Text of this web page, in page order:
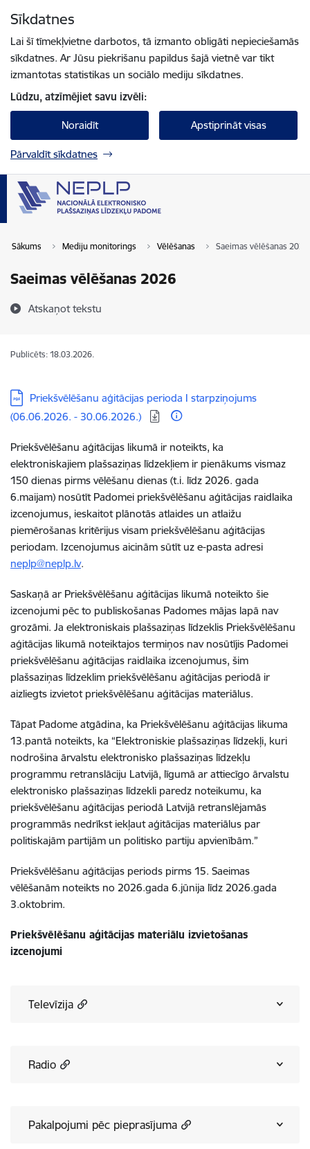
Sīkdatnes
Lai šī tīmekļvietne darbotos, tā izmanto obligāti nepieciešamās
sīkdatnes. Ar Jūsu piekrišanu papildus šajā vietnē var tikt
izmantotas statistikas un sociālo mediju sīkdatnes.
Lūdzu, atzīmējiet savu izvēli:
Noraidīt Apstiprināt visas
Pārvaldīt sīkdatnes
Sākums Mediju monitorings Vēlēšanas Saeimas vēlēšanas 2026
Saeimas vēlēšanas 2026
Atskaņot tekstu
Publicēts: 18.03.2026.
Lejupielādēt:
Priekšvēlēšanu aģitācijas perioda I starpziņojums
(06.06.2026. - 30.06.2026.)
Priekšvēlēšanu aģitācijas likumā ir noteikts, ka
elektroniskajiem plašsaziņas līdzekļiem ir pienākums vismaz
150 dienas pirms vēlēšanu dienas (t.i. līdz 2026. gada
6.maijam) nosūtīt Padomei priekšvēlēšanu aģitācijas raidlaika
izcenojumus, ieskaitot plānotās atlaides un atlaižu
piemērošanas kritērijus visam priekšvēlēšanu aģitācijas
periodam. Izcenojumus aicinām sūtīt uz e-pasta adresi
neplp@neplp.lv.
Saskaņā ar Priekšvēlēšanu aģitācijas likumā noteikto šie
izcenojumi pēc to publiskošanas Padomes mājas lapā nav
grozāmi. Ja elektroniskais plašsaziņas līdzeklis Priekšvēlēšanu
aģitācijas likumā noteiktajos termiņos nav nosūtījis Padomei
priekšvēlēšanu aģitācijas raidlaika izcenojumus, šim
plašsaziņas līdzeklim priekšvēlēšanu aģitācijas periodā ir
aizliegts izvietot priekšvēlēšanu aģitācijas materiālus.
Tāpat Padome atgādina, ka Priekšvēlēšanu aģitācijas likuma
13.pantā noteikts, ka “Elektroniskie plašsaziņas līdzekļi, kuri
nodrošina ārvalstu elektronisko plašsaziņas līdzekļu
programmu retranslāciju Latvijā, līgumā ar attiecīgo ārvalstu
elektronisko plašsaziņas līdzekli paredz noteikumu, ka
priekšvēlēšanu aģitācijas periodā Latvijā retranslējamās
programmās nedrīkst iekļaut aģitācijas materiālus par
politiskajām partijām un politisko partiju apvienībām.”
Priekšvēlēšanu aģitācijas periods pirms 15. Saeimas
vēlēšanām noteikts no 2026.gada 6.jūnija līdz 2026.gada
3.oktobrim.
Priekšvēlēšanu aģitācijas materiālu izvietošanas
izcenojumi
Televīzija
Radio
Pakalpojumi pēc pieprasījuma